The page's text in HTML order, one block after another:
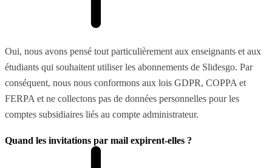
Oui, nous avons pensé tout particulièrement aux enseignants et aux
étudiants qui souhaitent utiliser les abonnements de Slidesgo. Par
conséquent, nous nous conformons aux lois GDPR, COPPA et
FERPA et ne collectons pas de données personnelles pour les
comptes subsidiaires liés au compte administrateur.
Quand les invitations par mail expirent-elles ?